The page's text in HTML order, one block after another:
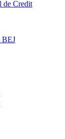
de Credit
BEJ